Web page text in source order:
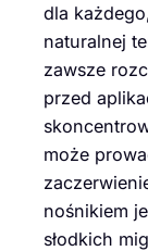
dla
naturalnej
zawsze
przed
może
nośnikiem
słodkich